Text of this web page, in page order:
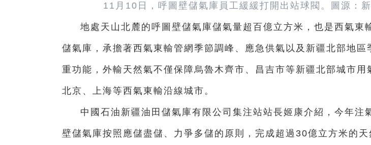
11月10日，呼圖壁儲氣庫員工緩緩打開出站球閥。圖源：
地處天山北麓的呼圖壁儲氣庫儲氣量超百億立方米，也是西氣東
儲氣庫，承擔著西氣東輸管網季節調峰、應急供氣以及新疆北部地區
重功能，外輸天然氣不僅保障烏魯木齊市、昌吉市等新疆北部城市用
北京、上海等西氣東輸沿線城市。
中國石油新疆油田儲氣庫有限公司集注站站長姬康介紹，今年注
壁儲氣庫按照應儲盡儲、力爭多儲的原則，完成超過30億立方米的天